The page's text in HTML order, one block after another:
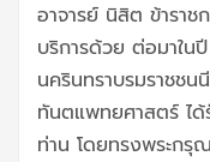
อาจารย์ นิสิต ข้าราช
บริการด้วย ต่อมาใน
นครินทราบรมราชช
ทันตแพทยศาสตร์ ไ
ท่าน โดยทรงพระกรุ